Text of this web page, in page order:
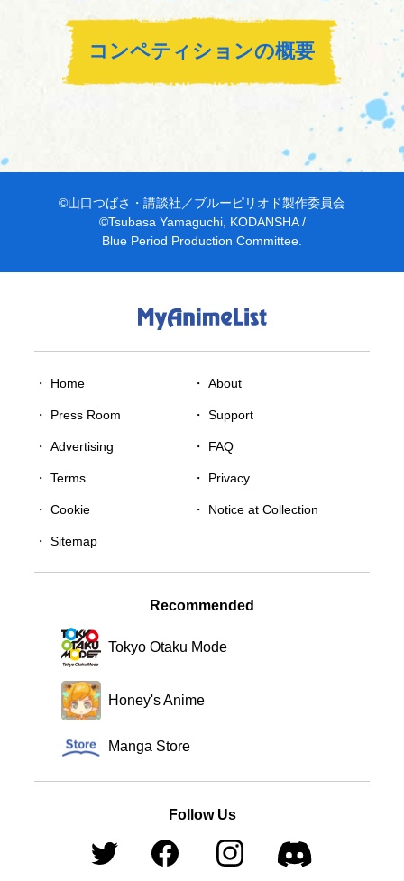
コンペティションの概要
©︎山口つばさ・講談社／ブルーピリオド製作委員会
©Tsubasa Yamaguchi, KODANSHA /
Blue Period Production Committee.
・ Home ・About
・ Press Room ・Support
・ Advertising ・ FAQ
・ Terms ・ Privacy
・ Cookie ・ Notice at Collection
・ Sitemap
Recommended
Tokyo Otaku Mode
Honey's Anime
Manga Store
Follow Us